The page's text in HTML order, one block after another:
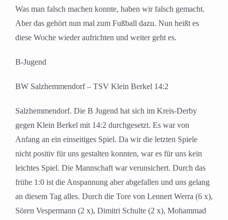
Was man falsch machen konnte, haben wir falsch gemacht.
Aber das gehört nun mal zum Fußball dazu. Nun heißt es
diese Woche wieder aufrichten und weiter geht es.
B-Jugend
BW Salzhemmendorf – TSV Klein Berkel 14:2
Salzhemmendorf. Die B Jugend hat sich im Kreis-Derby
gegen Klein Berkel mit 14:2 durchgesetzt. Es war von
Anfang an ein einseitiges Spiel. Da wir die letzten Spiele
nicht positiv für uns gestalten konnten, war es für uns kein
leichtes Spiel. Die Mannschaft war verunsichert. Durch das
frühe 1:0 ist die Anspannung aber abgefallen und uns gelang
an diesem Tag alles. Durch die Tore von Lennert Werra (6 x),
Sören Vespermann (2 x), Dimitri Schulte (2 x), Mohammad